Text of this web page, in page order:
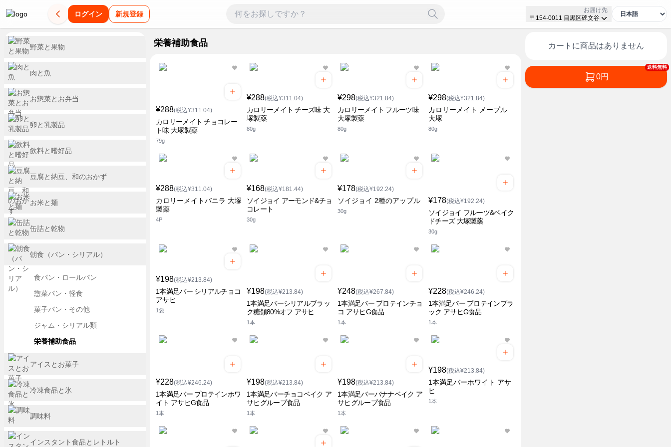
ログイン 新規登録
お届け先
〒154-0011 目黒区碑文谷
栄養補助食品
¥288(税込¥311.04)
カロリーメイト チョコレー
ト味 大塚製薬
79g
¥288(税込¥311.04)
カロリーメイト チーズ味 大
塚製薬
80g
¥298(税込¥321.84)
カロリーメイト フルーツ味
大塚製薬
80g
¥298(税込¥321.84)
カロリーメイト メープル
大塚
80g
¥288(税込¥311.04)
カロリーメイトバニラ 大塚
製薬
4P
¥168(税込¥181.44)
ソイジョイ アーモンド&チョ
コレート
30g
¥178(税込¥192.24)
ソイジョイ 2種のアップル
30g
¥178(税込¥192.24)
ソイジョイ フルーツ&ベイク
ドチーズ 大塚製薬
30g
¥198(税込¥213.84)
1本満足バー シリアルチョコ
アサヒ
1袋
¥198(税込¥213.84)
1本満足バーシリアルブラッ
ク糖類80%オフ アサヒ
1本
¥248(税込¥267.84)
1本満足バー プロテインチョ
コ アサヒG食品
1本
¥228(税込¥246.24)
1本満足バー プロテインブラ
ック アサヒG食品
1本
¥228(税込¥246.24)
1本満足バー プロテインホワ
イト アサヒG食品
1本
¥198(税込¥213.84)
1本満足バーチョコベイク ア
サヒグループ食品
1本
¥198(税込¥213.84)
1本満足バーバナナベイク ア
サヒグループ食品
1本
¥198(税込¥213.84)
1本満足バーホワイト アサ
ヒ
1本
カートに商品はありません
送料無料
0円
野菜と果物
肉と魚
お惣菜とお弁当
卵と乳製品
飲料と嗜好品
豆腐と納豆、和のおかず
お米と麺
缶詰と乾物
朝食（パン・シリアル）
食パン・ロールパン
惣菜パン・軽食
菓子パン・その他
ジャム・シリアル類
栄養補助食品
アイスとお菓子
冷凍食品と氷
調味料
インスタント食品とレトルト